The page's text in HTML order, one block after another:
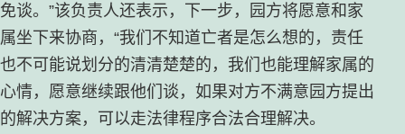
免谈。”该负责人还表示，下一步，园方将愿意和家
属坐下来协商，“我们不知道亡者是怎么想的，责任
也不可能说划分的清清楚楚的，我们也能理解家属的
心情，愿意继续跟他们谈，如果对方不满意园方提出
的解决方案，可以走法律程序合法合理解决。